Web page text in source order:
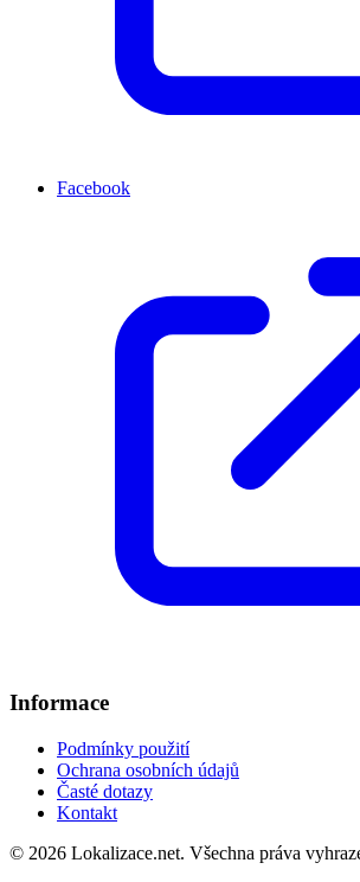
Facebook
Informace
Podmínky použití
Ochrana osobních údajů
Časté dotazy
Kontakt
© 2026 Lokalizace.net. Všechna práva